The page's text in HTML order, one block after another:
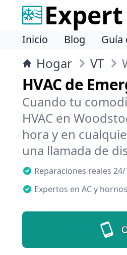
Inicio Blog Guía
Hogar VT
HVAC de
Cuando tu
HVAC en
hora y en
una llamada de
Reparaciones reales
Expertos en AC y hornos